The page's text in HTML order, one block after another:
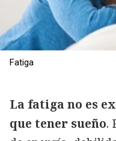
Fatiga
La fatiga no es
que tener sueño.